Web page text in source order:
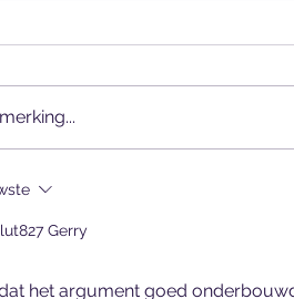
doen dan
maar
Gerry
het argument goed